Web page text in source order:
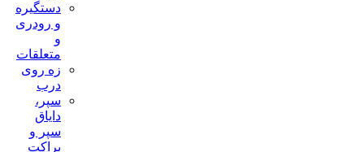
دستگیره
و رودری
و
متعلقات
زه روی
درب
سپر،
دایاق
سپر و
براکت